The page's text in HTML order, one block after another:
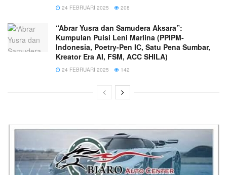
24 FEBRUARI 2025 208
“Abrar Yusra dan Samudera Aksara”:
Kumpulan Puisi Leni Marlina (PPIPM-
Indonesia, Poetry-Pen IC, Satu Pena Sumbar,
Kreator Era AI, FSM, ACC SHILA)
24 FEBRUARI 2025 142